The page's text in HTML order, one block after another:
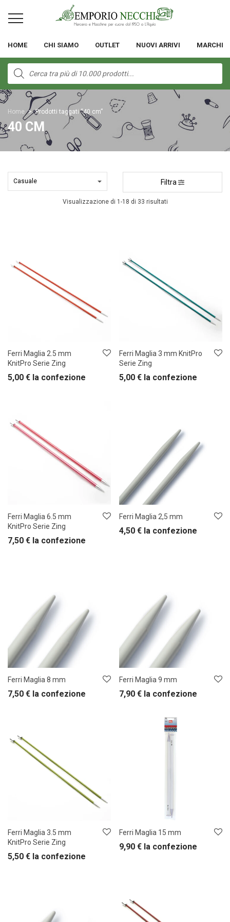
HOME CHI SIAMO OUTLET NUOVI ARRIVI MARCHI
Products
search
Home > Prodotti taggati “40 cm”
40 CM
Filtra
Visualizzazione di 1-18 di 33 risultati
Ferri Maglia 2.5 mm
KnitPro Serie Zing
5,00 € la confezione
Ferri Maglia 3 mm KnitPro
Serie Zing
5,00 € la confezione
Ferri Maglia 6.5 mm
KnitPro Serie Zing
7,50 € la confezione
Ferri Maglia 2,5 mm
4,50 € la confezione
Ferri Maglia 8 mm
7,50 € la confezione
Ferri Maglia 9 mm
7,90 € la confezione
Ferri Maglia 3.5 mm
KnitPro Serie Zing
5,50 € la confezione
Ferri Maglia 15 mm
9,90 € la confezione